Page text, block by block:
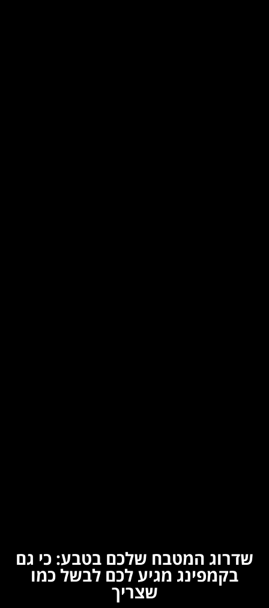
שדרוג המטבח שלכם בטבע: כי גם
בקמפינג מגיע לכם לבשל כמו
שצריך